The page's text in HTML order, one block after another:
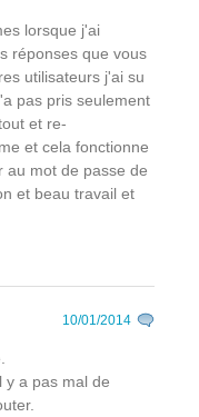
lorsque j'ai
réponses que vous
utilisateurs j'ai su
pas pris seulement
et re-
et cela fonctionne
au mot de passe de
et beau travail et
10/01/2014
y a pas mal de